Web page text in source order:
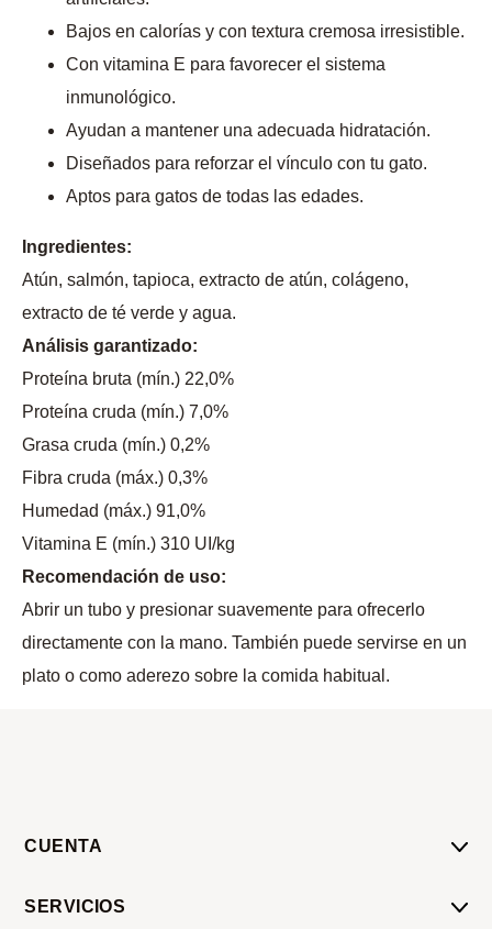
Bajos en calorías y con textura cremosa irresistible.
Con vitamina E para favorecer el sistema
inmunológico.
Ayudan a mantener una adecuada hidratación.
Diseñados para reforzar el vínculo con tu gato.
Aptos para gatos de todas las edades.
Ingredientes:
Atún, salmón, tapioca, extracto de atún, colágeno,
extracto de té verde y agua.
Análisis garantizado:
Proteína bruta (mín.) 22,0%
Proteína cruda (mín.) 7,0%
Grasa cruda (mín.) 0,2%
Fibra cruda (máx.) 0,3%
Humedad (máx.) 91,0%
Vitamina E (mín.) 310 UI/kg
Recomendación de uso:
Abrir un tubo y presionar suavemente para ofrecerlo
directamente con la mano. También puede servirse en un
plato o como aderezo sobre la comida habitual.
CUENTA
SERVICIOS